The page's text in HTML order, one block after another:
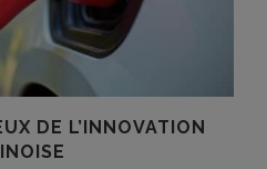
DE L’INNOVATION